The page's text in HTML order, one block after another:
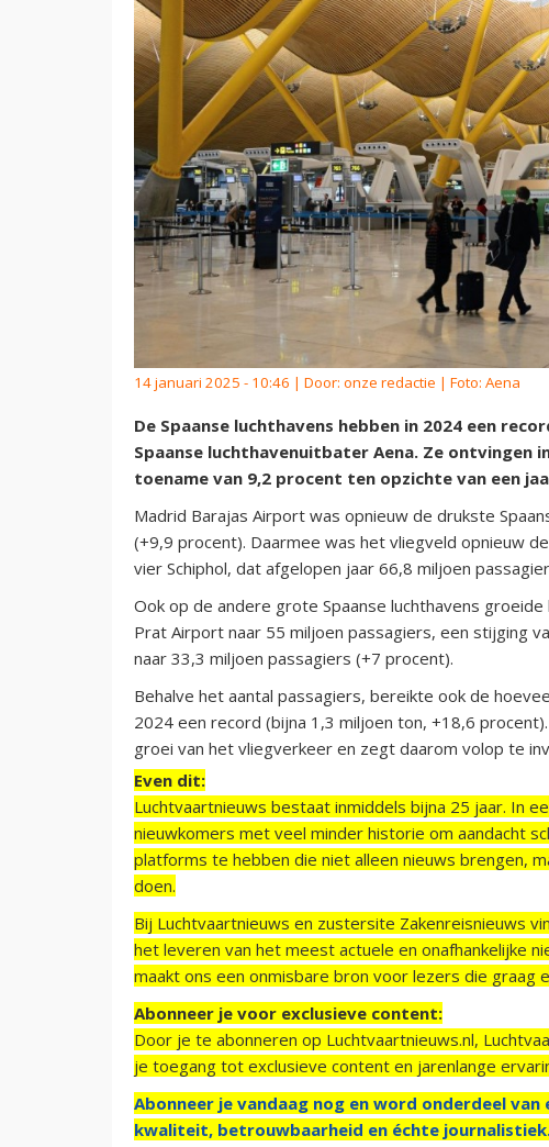
14 januari 2025 - 10:46 | Door: onze redactie | Foto: Aena
De Spaanse luchthavens hebben in 2024 een
Spaanse luchthavenuitbater Aena. Ze ontvingen
toename van 9,2 procent ten opzichte van een
Madrid Barajas Airport was opnieuw de drukste
(+9,9 procent). Daarmee was het vliegveld opnieuw
vier Schiphol, dat afgelopen jaar 66,8 miljoen
Ook op de andere grote Spaanse luchthavens
Prat Airport naar 55 miljoen passagiers, een stijging
naar 33,3 miljoen passagiers (+7 procent).
Behalve het aantal passagiers, bereikte ook de
2024 een record (bijna 1,3 miljoen ton, +18,6
groei van het vliegverkeer en zegt daarom volop te
Even dit:
Luchtvaartnieuws bestaat inmiddels bijna 25 jaar. In
nieuwkomers met veel minder historie om aandacht
platforms te hebben die niet alleen nieuws brengen,
doen.
Bij Luchtvaartnieuws en zustersite Zakenreisnieuws
het leveren van het meest actuele en onafhankelijke
maakt ons een onmisbare bron voor lezers die graag
Abonneer je voor exclusieve content:
Door je te abonneren op Luchtvaartnieuws.nl,
je toegang tot exclusieve content en jarenlange
Abonneer je vandaag nog en word onderdeel
kwaliteit, betrouwbaarheid en échte